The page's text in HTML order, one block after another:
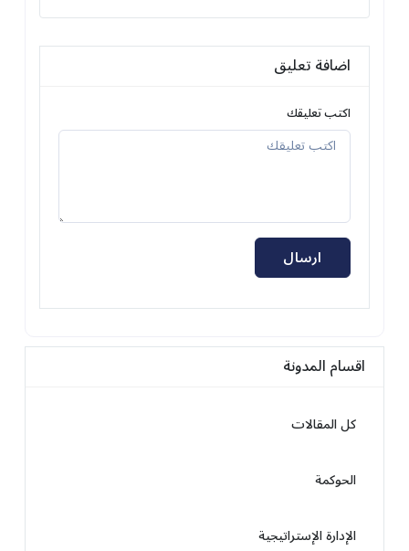
اضافة تعليق
اكتب تعليقك
ارسال
اقسام المدونة
كل المقالات
الحوكمة
الإدارة الإستراتيجية